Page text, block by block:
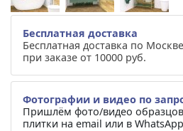
Бесплатная доставка
Бесплатная доставка по
при заказе от 10000 руб.
Фотографии и видео по
Пришлём фото/видео
плитки на email или в